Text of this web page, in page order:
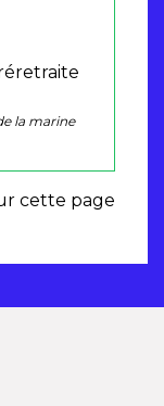
la marine
cette page